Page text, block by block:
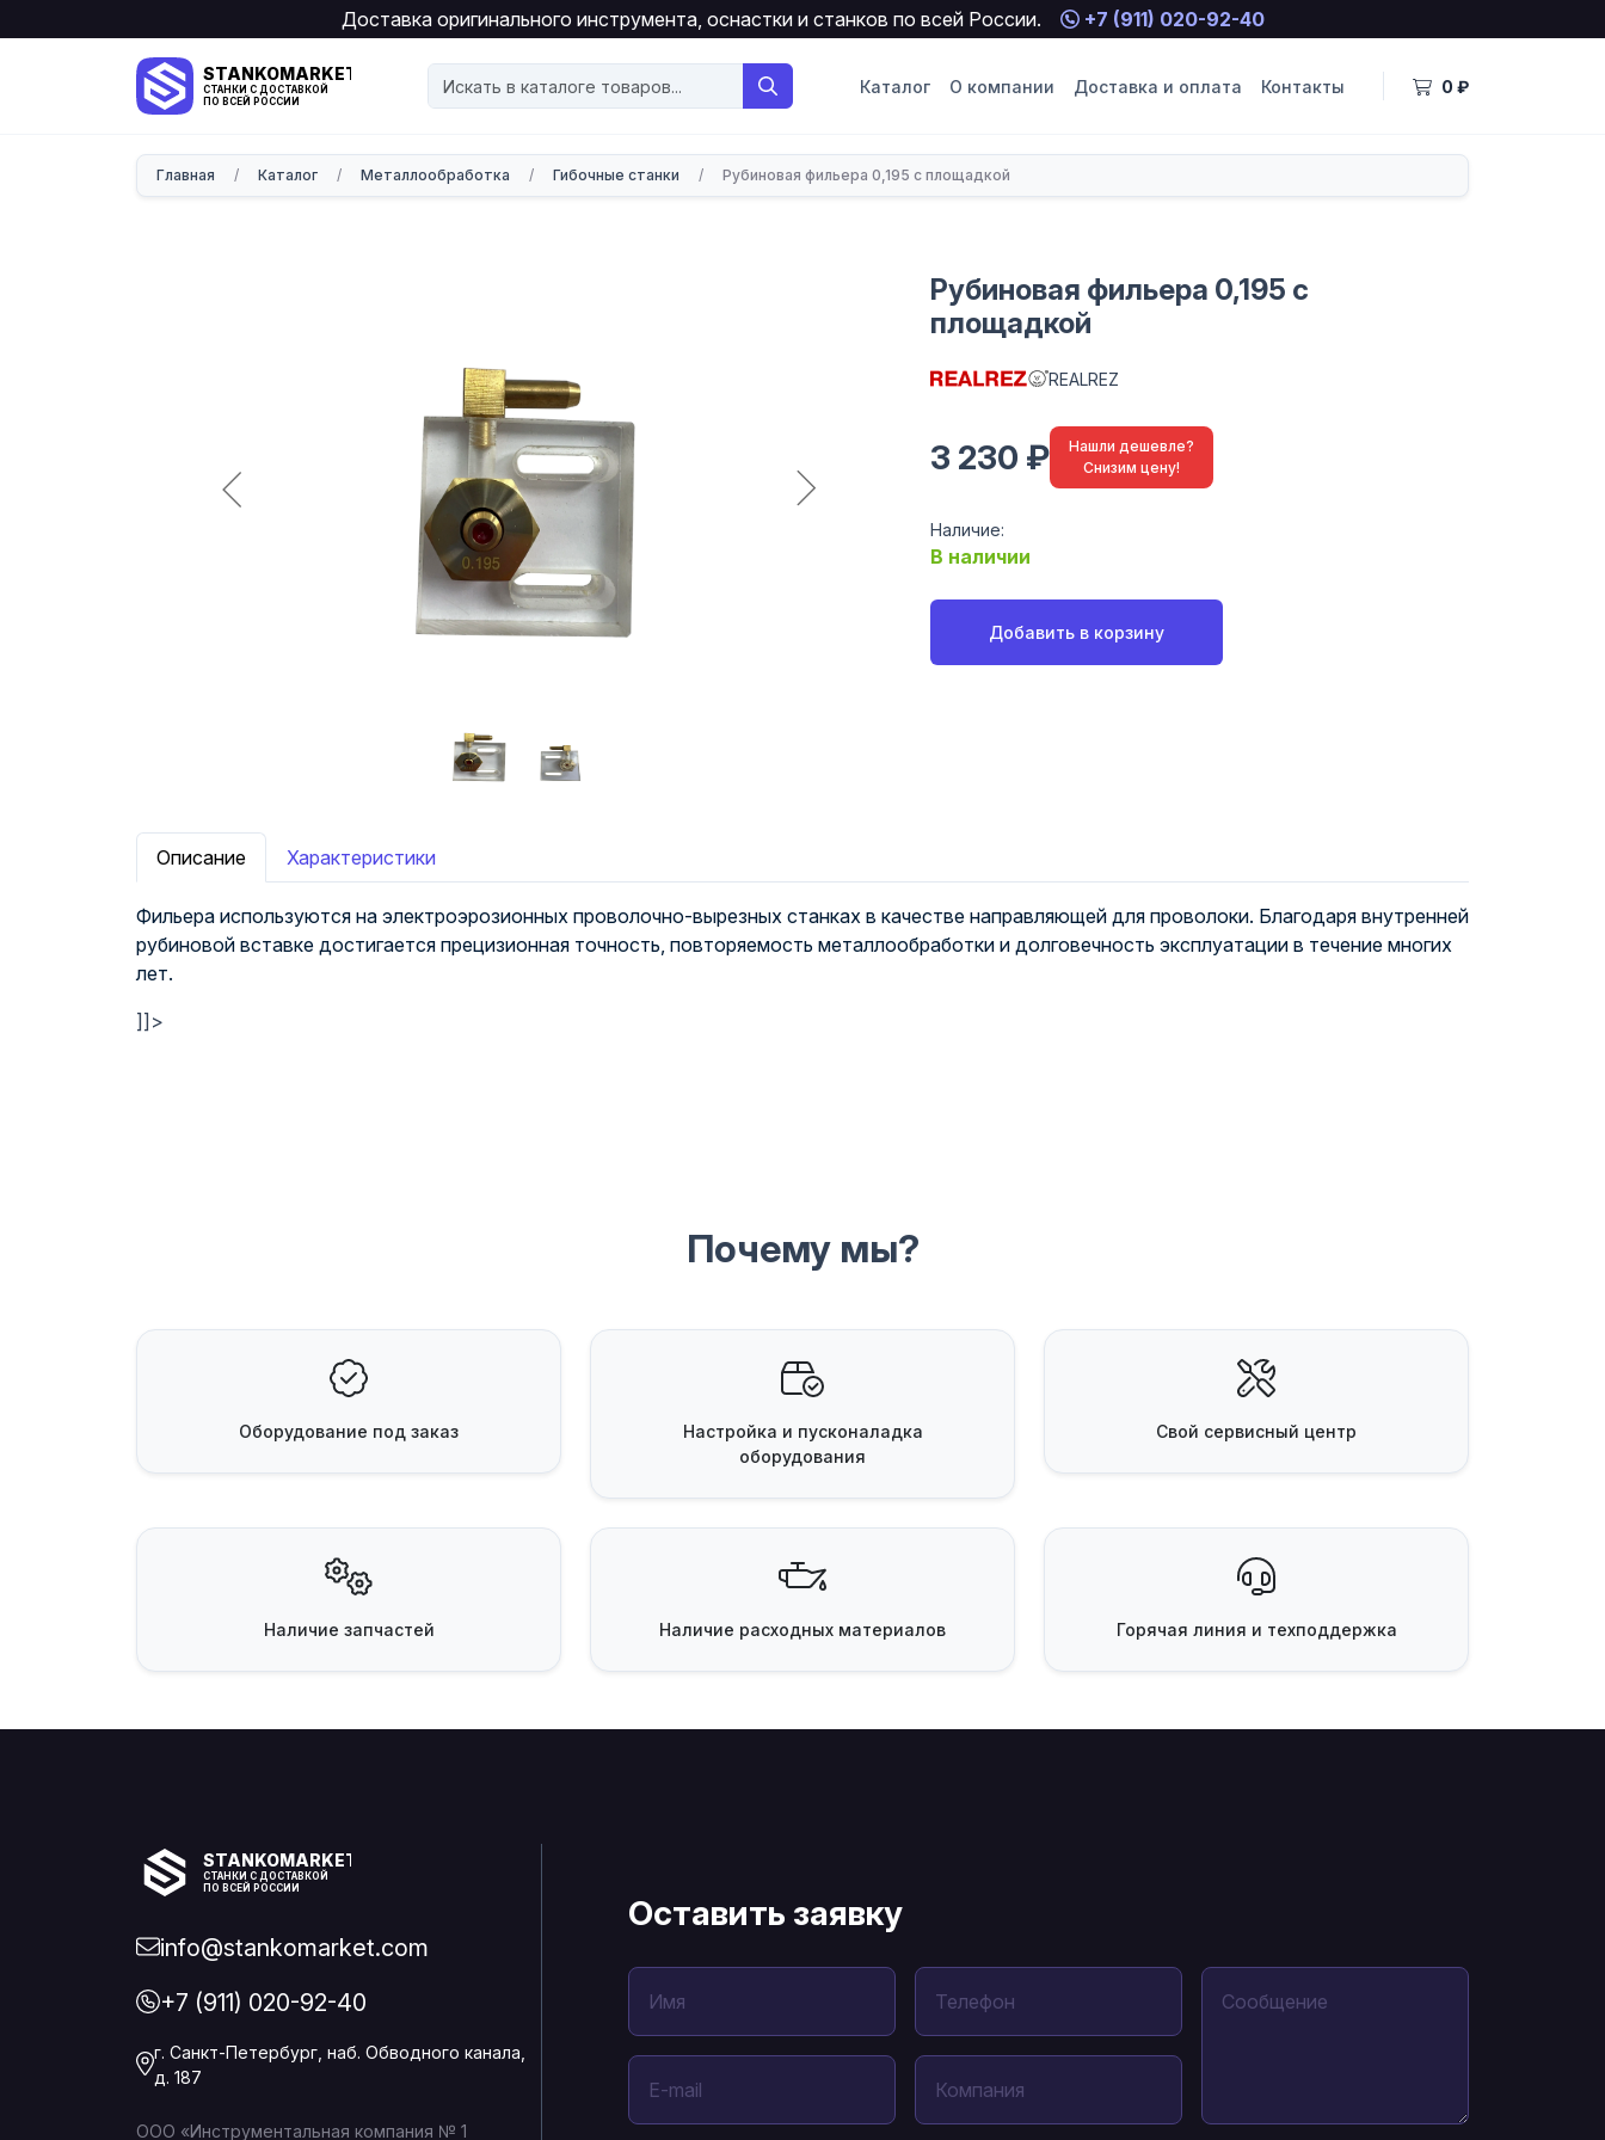
Доставка оригинального инструмента, оснастки и станков по всей России. +7 (911) 020-92-40
STANKOMARKET
СТАНКИ С ДОСТАВКОЙ
ПО ВСЕЙ РОССИИ
Каталог О компании Доставка и оплата Контакты 0 ₽
Главная / Каталог / Металлообработка / Гибочные станки / Рубиновая фильера 0,195 с площадкой
Рубиновая фильера 0,195 с
площадкой
REALREZ
3 230 ₽
Нашли дешевле?
Снизим цену!
Наличие:
В наличии
Добавить в корзину
Описание Характеристики
Фильера используются на электроэрозионных проволочно-вырезных станках в качестве направляющей для проволоки. Благодаря внутренней
рубиновой вставке достигается прецизионная точность, повторяемость металлообработки и долговечность эксплуатации в течение многих
лет.
]]>
Почему мы?
Оборудование под заказ
Настройка и пусконаладка
оборудования
Свой сервисный центр
Наличие запчастей Наличие расходных материалов Горячая линия и техподдержка
STANKOMARKET
СТАНКИ С ДОСТАВКОЙ
ПО ВСЕЙ РОССИИ
info@stankomarket.com
+7 (911) 020-92-40
г. Санкт-Петербург, наб. Обводного канала,
д. 187
ООО «Инструментальная компания № 1
Оставить заявку